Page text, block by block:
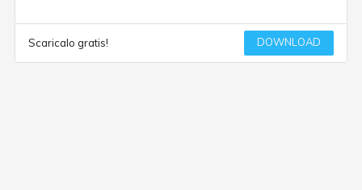
Scaricalo gratis! DOWNLOAD